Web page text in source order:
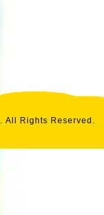
. All Rights Reserved.